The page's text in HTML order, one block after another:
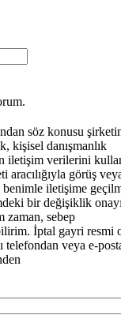
söz konusu
kişisel danışmanlık
iletişim verilerini
aracılığıyla görüş
iletişime
bir değişiklik
zaman, sebep
İptal gayri resmi
telefondan veya e-